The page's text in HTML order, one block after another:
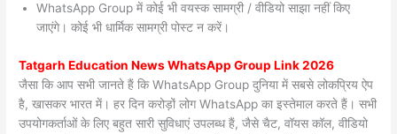
WhatsApp Group में कोई भी वयस्क सामग्री / वीडियो साझा नहीं किए
जाएंगे। कोई भी धार्मिक सामग्री पोस्ट न करें।
TatgarhEducation News WhatsApp Group Link 2026
जैसा कि आप सभी जानते हैं कि WhatsApp Group दुनिया में सबसे लोकप्रिय ऐप
है, खासकर भारत में। हर दिन करोड़ों लोग WhatsApp का इस्तेमाल करते हैं। सभी
उपयोगकर्ताओं के लिए बहुत सारी सुविधाएं उपलब्ध हैं, जैसे चैट, वॉयस कॉल, वीडियो